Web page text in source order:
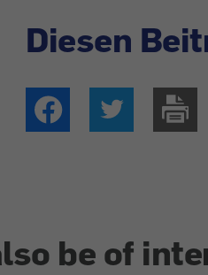
Diesen
be of